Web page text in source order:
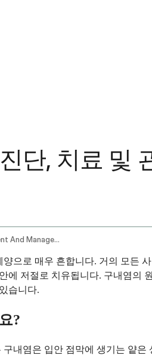
단, 치료 및
Mouth Ulcers Diagnosis Treatment And Management
으로 매우 흔합니다. 거의 모든
에 저절로 치유됩니다. 구내염의
습니다.
?
내염은 입안 점막에 생기는 얕